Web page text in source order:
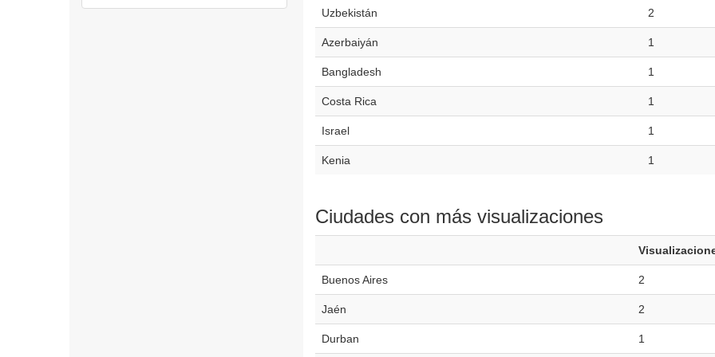
Uzbekistán 2
Azerbaiyán 1
Bangladesh 1
Costa Rica 1
Israel 1
Kenia 1
Ciudades con más visualizaciones
Buenos Aires 2
Jaén 2
Durban 1